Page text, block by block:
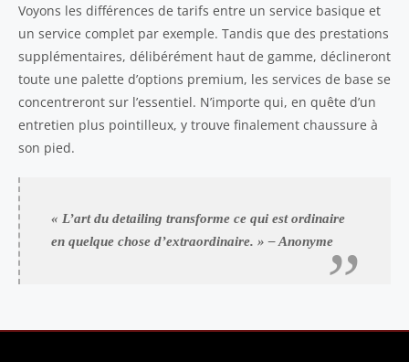
Voyons les différences de tarifs entre un service basique et
un service complet par exemple. Tandis que des prestations
supplémentaires, délibérément haut de gamme, déclineront
toute une palette d’options premium, les services de base se
concentreront sur l’essentiel. N’importe qui, en quête d’un
entretien plus pointilleux, y trouve finalement chaussure à
son pied.
« L’art du detailing transforme ce qui est ordinaire
en quelque chose d’extraordinaire. » – Anonyme